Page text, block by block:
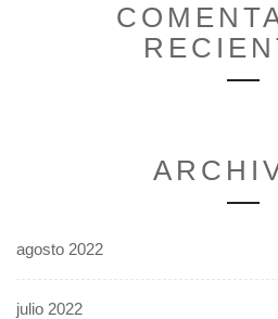
agosto 2022
julio 2022